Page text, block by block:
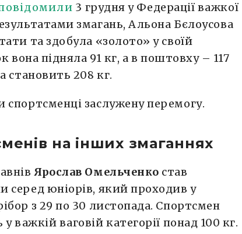
3 грудня у Федерації важкої
змагань, Альона Бєлоусова
та здобула «золото» у своїй
вона підняла 91 кг, а в поштовху – 117
становить 208 кг.
спортсменці заслужену перемогу.
на інших змаганнях
Ярослав Омельченко став
серед юніорів, який проходив у
з 29 по 30 листопада. Спортсмен
важкій ваговій категорії понад 100 кг.